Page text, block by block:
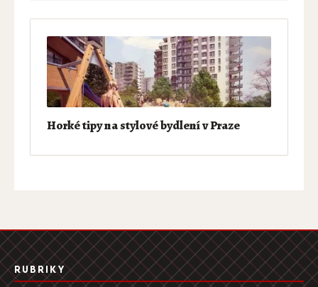
Horké tipy na stylové bydlení v Praze
RUBRIKY